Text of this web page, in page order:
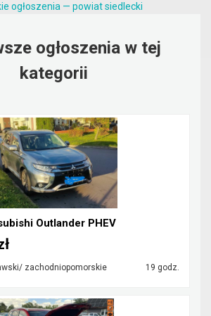
ogłoszenia — powiat siedlecki
ogłoszenia w tej
kategorii
Outlander PHEV
zachodniopomorskie 19 godz.